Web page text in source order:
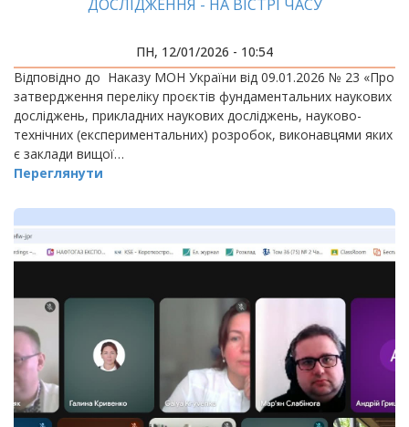
ДОСЛІДЖЕННЯ - НА ВІСТРІ ЧАСУ
ПН, 12/01/2026 - 10:54
Відповідно до Наказу МОН України від 09.01.2026 № 23 «Про
затвердження переліку проєктів фундаментальних наукових
досліджень, прикладних наукових досліджень, науково-
технічних (експериментальних) розробок, виконавцями яких
є заклади вищої…
Переглянути